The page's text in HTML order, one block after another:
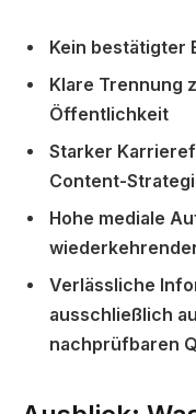
Kein bestätigter
Klare Trennung
Öffentlichkeit
Starker
Content-
Hohe mediale
Verlässliche
ausschließlich
nachprüfbaren